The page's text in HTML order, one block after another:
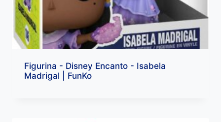
Figurina - Disney Encanto - Isabela
Madrigal | FunKo